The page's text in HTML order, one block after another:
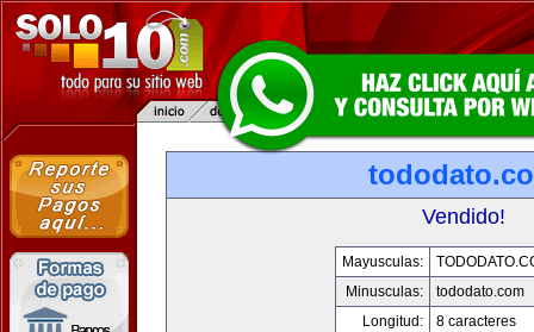
Vendido!
Mayusculas:
Minusculas:
tododato.com
Longitud:
8 caracteres